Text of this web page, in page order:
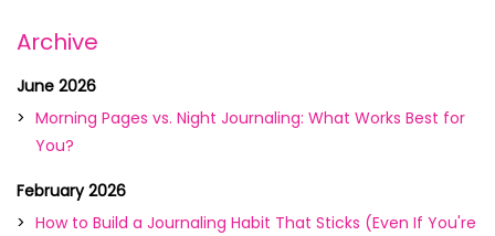
Archive
June 2026
Morning Pages vs. Night Journaling: What Works Best for
You?
February 2026
How to Build a Journaling Habit That Sticks (Even If You're